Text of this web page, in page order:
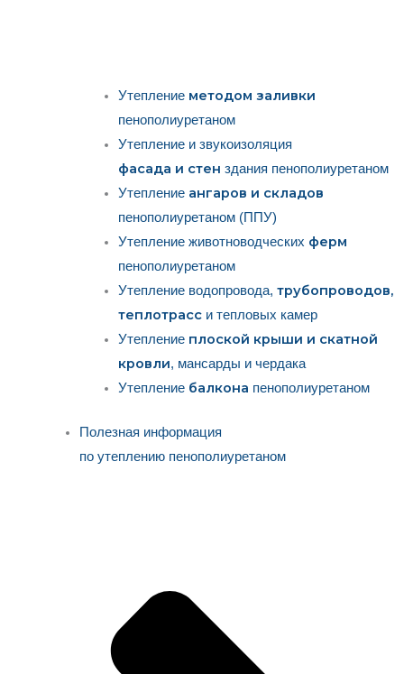
Утепление методом заливки
пенополиуретаном
Утепление и звукоизоляция
фасада и стен здания пенополиуретаном
Утепление ангаров и складов
пенополиуретаном (ППУ)
Утепление животноводческих ферм
пенополиуретаном
Утепление водопровода,трубопроводов,
теплотрасс и тепловых камер
Утепление плоской крыши и скатной
кровли, мансарды и чердака
Утепление балкона пенополиуретаном
Полезная информация
по утеплению пенополиуретаном